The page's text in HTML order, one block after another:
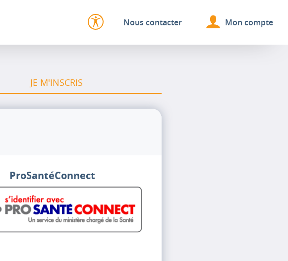
Nous contacter Mon compte
JE M'INSCRIS
ProSantéConnect